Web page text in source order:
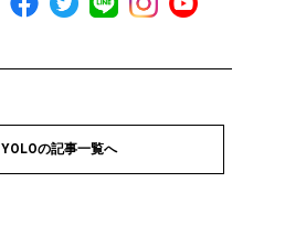
YOLOの記事一覧へ